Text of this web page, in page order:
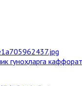
гуноҳларга